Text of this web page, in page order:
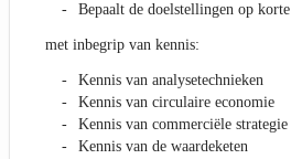
Bepaalt de doelstellingen op
met inbegrip van kennis:
Kennis van analysetechnieken
Kennis van circulaire economie
Kennis van commerciële strategie
Kennis van de waardeketen